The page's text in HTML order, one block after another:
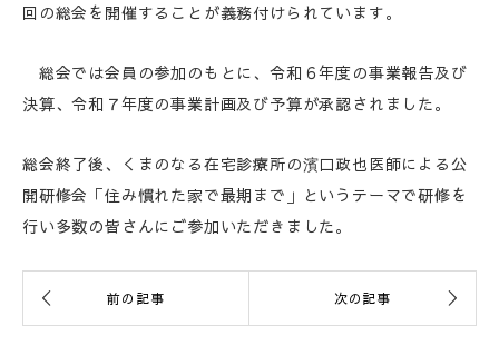
回の総会を開催することが義務付けられています。
総会では会員の参加のもとに、令和６年度の事業報告及び
決算、令和７年度の事業計画及び予算が承認されました。
総会終了後、くまのなる在宅診療所の濱口政也医師による公
開研修会「住み慣れた家で最期まで」というテーマで研修を
行い多数の皆さんにご参加いただきました。